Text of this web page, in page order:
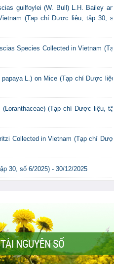
guilfoylei (W. Bull) L.H. Bailey and
(Tạp chí Dược liệu, tập 30, số
Species Collected in Vietnam (Tạp
L.) on Mice (Tạp chí Dược liệu,
(Tạp chí Dược liệu, tập
Collected in Vietnam (Tạp chí Dược
30, số 6/2025) - 30/12/2025